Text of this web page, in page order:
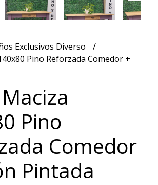
Exclusivos Diverso
Pino Reforzada Comedor +
Pino
Comedor
Pintada